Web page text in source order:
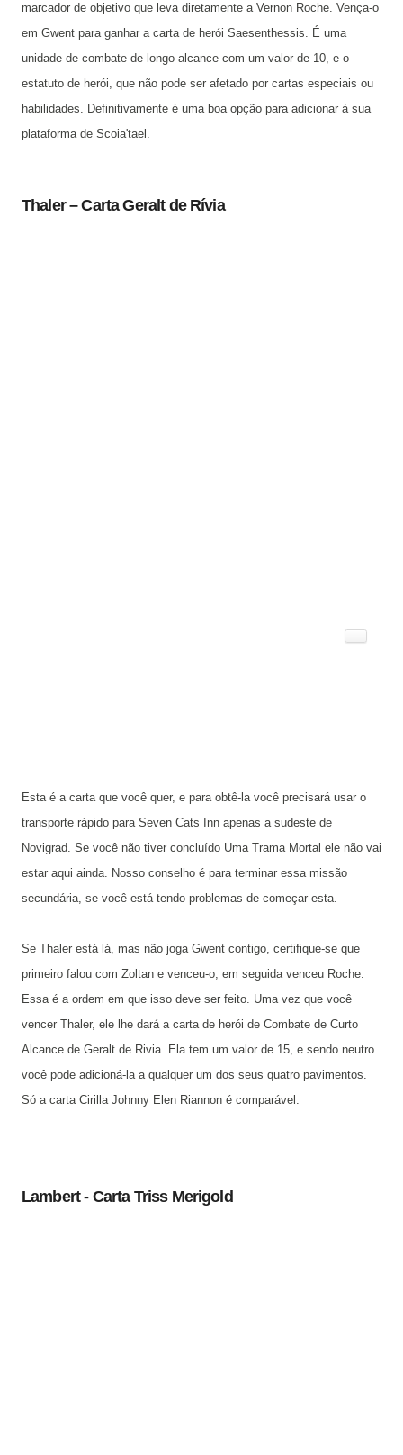
marcador de objetivo que leva diretamente a Vernon Roche. Vença-o
em Gwent para ganhar a carta de herói Saesenthessis. É uma
unidade de combate de longo alcance com um valor de 10, e o
estatuto de herói, que não pode ser afetado por cartas especiais ou
habilidades. Definitivamente é uma boa opção para adicionar à sua
plataforma de Scoia'tael.
Thaler – Carta Geralt de Rívia
Esta é a carta que você quer, e para obtê-la você precisará usar o
transporte rápido para Seven Cats Inn apenas a sudeste de
Novigrad. Se você não tiver concluído Uma Trama Mortal ele não vai
estar aqui ainda. Nosso conselho é para terminar essa missão
secundária, se você está tendo problemas de começar esta.
Se Thaler está lá, mas não joga Gwent contigo, certifique-se que
primeiro falou com Zoltan e venceu-o, em seguida venceu Roche.
Essa é a ordem em que isso deve ser feito. Uma vez que você
vencer Thaler, ele lhe dará a carta de herói de Combate de Curto
Alcance de Geralt de Rivia. Ela tem um valor de 15, e sendo neutro
você pode adicioná-la a qualquer um dos seus quatro pavimentos.
Só a carta Cirilla Johnny Elen Riannon é comparável.
Lambert - Carta Triss Merigold